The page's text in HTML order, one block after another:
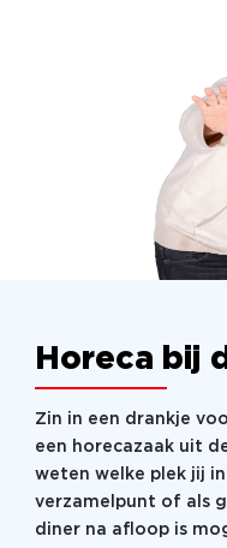
Horeca bij
Zin in een drankje
een horecazaak uit
weten welke plek jij
verzamelpunt of als
diner na afloop is